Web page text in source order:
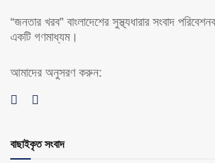
“জনতার খরব” বাংলাদেশের সুস্থ্যধারার সংবাদ
একটি গণমাধ্যম।
আমাদের অনুসরণ করুন:
বাছাইকৃত সংবাদ